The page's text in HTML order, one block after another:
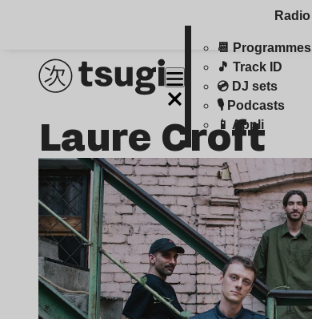
Radio
📆 Programmes
🎵 Track ID
💿 DJ sets
🎙️ Podcasts
📱 Appli
Laure Croft